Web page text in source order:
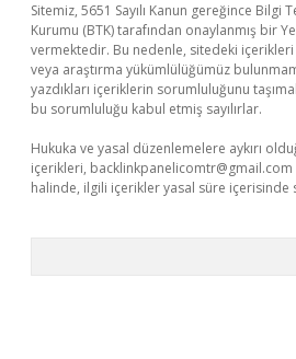
Sitemiz, 5651 Sayılı Kanun gereğince Bilgi
Kurumu (BTK) tarafından onaylanmış bir
vermektedir. Bu nedenle, sitedeki
veya araştırma yükümlülüğümüz
yazdıkları içeriklerin sorumluluğunu
bu sorumluluğu kabul etmiş sayılırlar.
Hukuka ve yasal düzenlemelere aykırı
içerikleri, backlinkpanelicomtr@gmail.com
halinde, ilgili içerikler yasal süre içerisinde